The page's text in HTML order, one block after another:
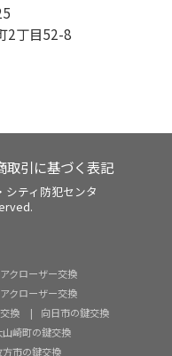
2丁目52-8
取引に基づく表記
シティ防犯センタ
クローザー交換
クローザー交換
換
向日市の鍵交換
山崎町の鍵交換
方市の鍵交換